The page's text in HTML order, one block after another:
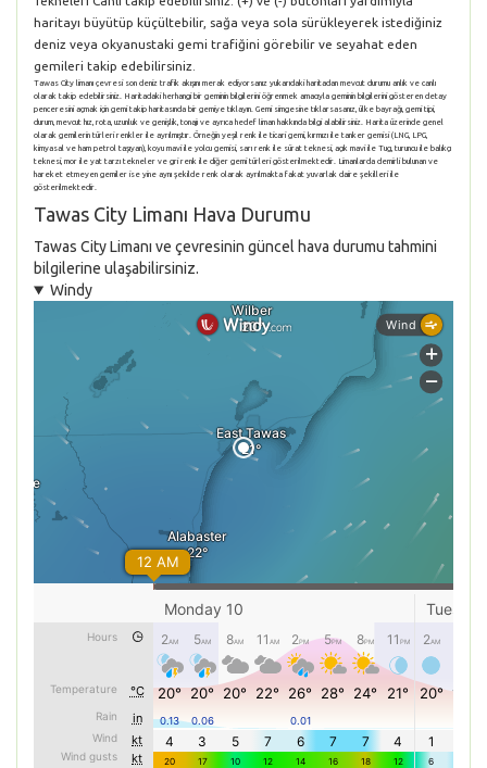
haritayı büyütüp küçültebilir, sağa veya sola sürükleyerek istediğiniz
deniz veya okyanustaki gemi trafiğini görebilir ve seyahat eden
gemileri takip edebilirsiniz.
Tawas City limanı çevresi son deniz trafik akışını merak ediyorsanız yukarıdaki haritadan mevcut durumu anlık ve canlı
olarak takip edebilirsiniz. Haritadaki herhangi bir geminin bilgilerini öğrenmek amacıyla geminin bilgilerini gösteren detay
penceresini açmak için gemi takip haritasında bir gemiye tıklayın. Gemi simgesine tıklarsasanız, ülke bayrağı, gemi tipi,
durum, mevcut hız, rota, uzunluk ve genişlik, tonajı ve ayrıca hedef liman hakkında bilgi alabilirsiniz. Harita üzerinde genel
olarak gemilerin türleri renkler ile ayrılmıştır. Örneğin yeşil renk ile ticari gemi, kırmızı ile tanker gemisi (LNG, LPG,
kimyasal ve ham petrol taşıyan), koyu mavi ile yolcu gemisi, sarı renk ile sürat teknesi, açık mavi ile Tug, turuncu ile balıkçı
teknesi, mor ile yat tarzı tekneler ve gri renk ile diğer gemi türleri gösterilmektedir. Limanlarda demirli bulunan ve
hareket etmeyen gemiler ise yine aynı şekilde renk olarak ayrılmakta fakat yuvarlak daire şekilleri ile
gösterilmektedir.
Tawas City Limanı Hava Durumu
Tawas City Limanı ve çevresinin güncel hava durumu tahmini
bilgilerine ulaşabilirsiniz.
Windy